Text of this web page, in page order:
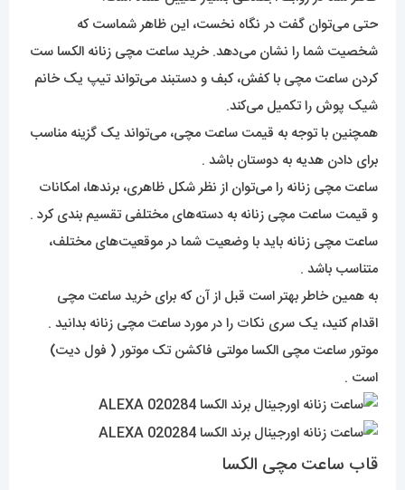
حتی می‌توان گفت در نگاه نخست، این ظاهر شماست که
شخصیت شما را نشان می‌دهد. خرید ساعت مچی زنانه الکسا ست
کردن ساعت مچی با کفش، کبف و دستبند می‌تواند تیپ یک خانم
شیک پوش را تکمیل می‌کند.
همچنین با توجه به قیمت ساعت مچی، می‌تواند یک گزینه مناسب
برای دادن هدیه به دوستان باشد .
ساعت مچی زنانه را می‌توان از نظر شکل ظاهری، برند‌ها، امکانات
و قیمت ساعت مچی زنانه به دسته‌های مختلفی تقسیم بندی کرد .
ساعت مچی زنانه باید با وضعیت شما در موقعیت‌های مختلف،
متناسب باشد .
به همین خاطر بهتر است قبل از آن که برای خرید ساعت مچی
اقدام کنید، یک سری نکات را در مورد ساعت مچی زنانه بدانید .
موتور ساعت مچی الکسا مولتی فاکشن تک موتور ( فول دیت)
است .
قاب ساعت مچی الکسا